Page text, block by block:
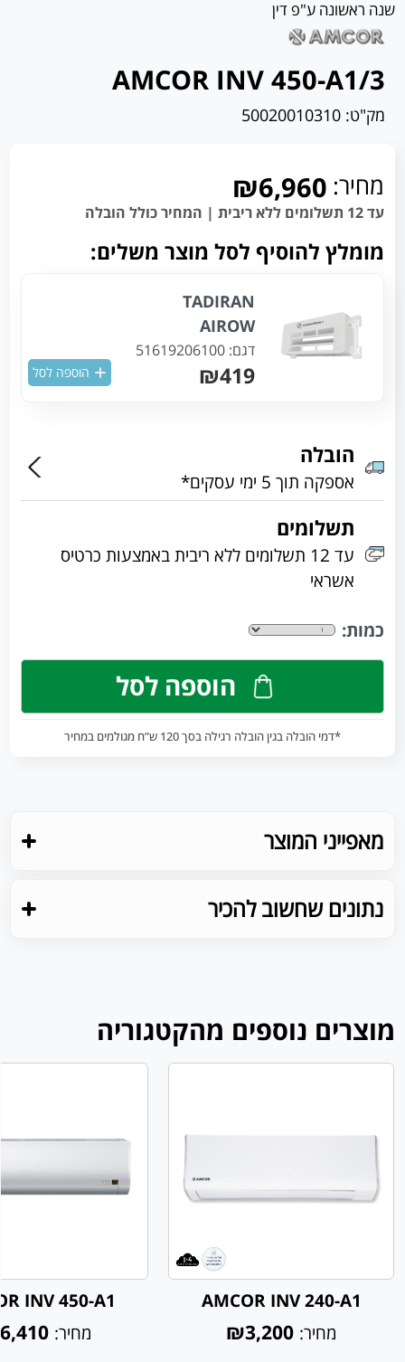
שנה ראשונה ע"פ דין
AMCOR INV 450-A1/3
מק"ט: 50020010310
מחיר: ₪6,960
עד 12 תשלומים ללא ריבית | המחיר כולל הובלה
מומלץ להוסיף לסל מוצר משלים:
TADIRAN
AIROW
דגם: 51619206100
₪419 הוספה לסל
הובלה
אספקה תוך 5 ימי עסקים*
תשלומים
עד 12 תשלומים ללא ריבית באמצעות כרטיס
אשראי
כמות:
הוספה לסל
*דמי הובלה בגין הובלה רגילה בסך 120 ש”ח מגולמים במחיר
מאפייני המוצר
נתונים שחשוב להכיר
מוצרים נוספים מהקטגוריה
AMCOR INV 240-A1
מחיר: ₪3,200
INV 450-A1
מחיר: